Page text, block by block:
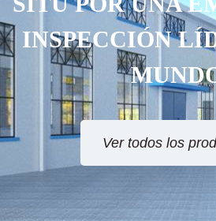
EXCELENTE
SERVICIO
Ver todos los